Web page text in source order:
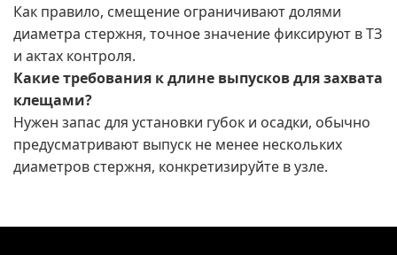
Как правило, смещение ограничивают долями
диаметра стержня, точное значение фиксируют в ТЗ
и актах контроля.
Какие требования к длине выпусков для захвата
клещами?
Нужен запас для установки губок и осадки, обычно
предусматривают выпуск не менее нескольких
диаметров стержня, конкретизируйте в узле.